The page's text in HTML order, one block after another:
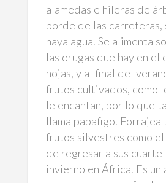
alamedas e hileras de
borde de las carreteras,
haya agua. Se alimenta
las orugas que hay en el
hojas, y al final del
frutos cultivados, como
le encantan, por lo que
llama papafigo. Forrajea
frutos silvestres como el
de regresar a sus
invierno en África. Es